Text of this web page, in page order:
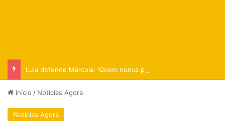
Início / Notícias Agora
Notícias Agora